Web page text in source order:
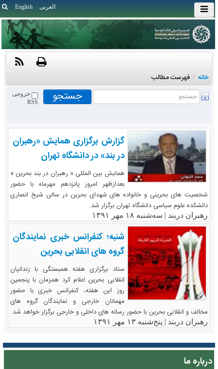
English العربی
خانه / فهرست مطالب
خروجی
RSS
گزارش برگزاری همایش «رهبران
در بند» در دانشگاه تهران
همایش بین المللی « رهبران در بند بحرین »
بعدازظهر امروز پانزدهم مهرماه با حضور
شخصیت های بحرینی و خانواده های شهدای بحرین در سالن شیخ انصاری
دانشکده علوم سیاسی دانشگاه تهران برگزار شد.
رهبران دربند | سه‌شنبه ۱۸ مهر ۱۳۹۱
شنبه؛ کنفرانس خبری نمایندگان
گروه های انقلابی بحرین
ستاد برگزاری هفته همبستگی با زندانیان
انقلابی بحرین اعلام کرد همزمان با پنجمین
روز این هفته، کنفرانس خبری با حضور
مهمانان خارجی و نمایندگان گروه های
مخالف و انقلابی بحرین با حضور رسانه های داخلی و خارجی برگزار خواهد شد.
رهبران دربند | پنج‌شنبه ۱۳ مهر ۱۳۹۱
درباره ما